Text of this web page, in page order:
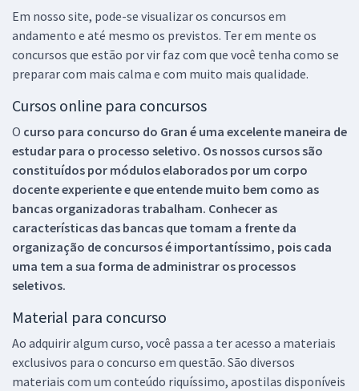
Em nosso site, pode-se visualizar os concursos em
andamento e até mesmo os previstos. Ter em mente os
concursos que estão por vir faz com que você tenha como se
preparar com mais calma e com muito mais qualidade.
Cursos online para concursos
O curso para concurso do Gran é uma excelente maneira de
estudar para o processo seletivo. Os nossos cursos são
constituídos por módulos elaborados por um corpo
docente experiente e que entende muito bem como as
bancas organizadoras trabalham. Conhecer as
características das bancas que tomam a frente da
organização de concursos é importantíssimo, pois cada
uma tem a sua forma de administrar os processos
seletivos.
Material para concurso
Ao adquirir algum curso, você passa a ter acesso a materiais
exclusivos para o concurso em questão. São diversos
materiais com um conteúdo riquíssimo, apostilas disponíveis